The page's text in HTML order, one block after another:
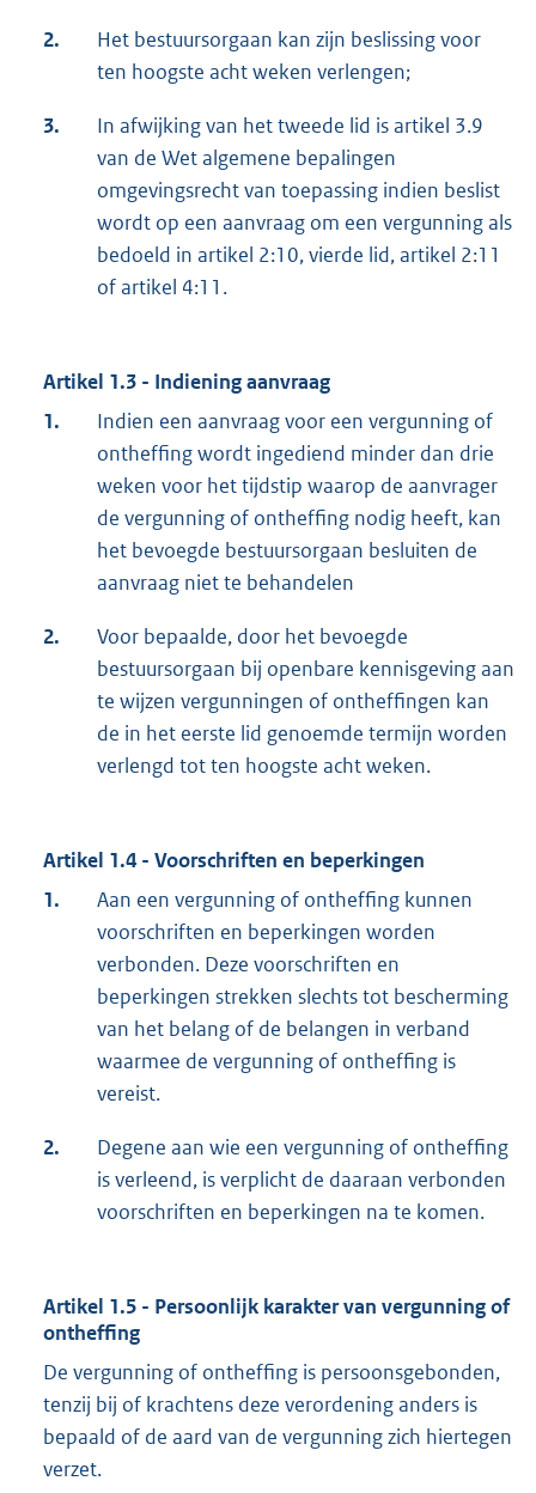
2.
Het bestuursorgaan kan zijn beslissing voor
ten hoogste acht weken verlengen;
3.
In afwijking van het tweede lid is artikel 3.9
van de Wet algemene bepalingen
omgevingsrecht van toepassing indien beslist
wordt op een aanvraag om een vergunning als
bedoeld in artikel 2:10, vierde lid, artikel 2:11
of artikel 4:11.
Artikel 1.3 - Indiening aanvraag
1.
Indien een aanvraag voor een vergunning of
ontheffing wordt ingediend minder dan drie
weken voor het tijdstip waarop de aanvrager
de vergunning of ontheffing nodig heeft, kan
het bevoegde bestuursorgaan besluiten de
aanvraag niet te behandelen
2.
Voor bepaalde, door het bevoegde
bestuursorgaan bij openbare kennisgeving aan
te wijzen vergunningen of ontheffingen kan
de in het eerste lid genoemde termijn worden
verlengd tot ten hoogste acht weken.
Artikel 1.4 - Voorschriften en beperkingen
1.
Aan een vergunning of ontheffing kunnen
voorschriften en beperkingen worden
verbonden. Deze voorschriften en
beperkingen strekken slechts tot bescherming
van het belang of de belangen in verband
waarmee de vergunning of ontheffing is
vereist.
2.
Degene aan wie een vergunning of ontheffing
is verleend, is verplicht de daaraan verbonden
voorschriften en beperkingen na te komen.
Artikel 1.5 - Persoonlijk karakter van vergunning of
ontheffing
De vergunning of ontheffing is persoonsgebonden,
tenzij bij of krachtens deze verordening anders is
bepaald of de aard van de vergunning zich hiertegen
verzet.